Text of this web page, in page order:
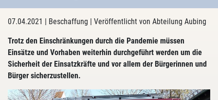
07.04.2021 | Beschaffung | Veröffentlicht von Abteilung Aubing
Trotz den Einschränkungen durch die Pandemie müssen
Einsätze und Vorhaben weiterhin durchgeführt werden um die
Sicherheit der Einsatzkräfte und vor allem der Bürgerinnen und
Bürger sicherzustellen.